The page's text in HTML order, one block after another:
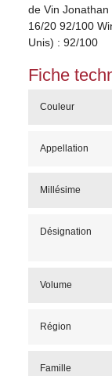
de Vin
16/20 92/100
Unis) : 92/100
Fiche
Couleur
Appellation
Millésime
Désignation
Volume
Région
Famille